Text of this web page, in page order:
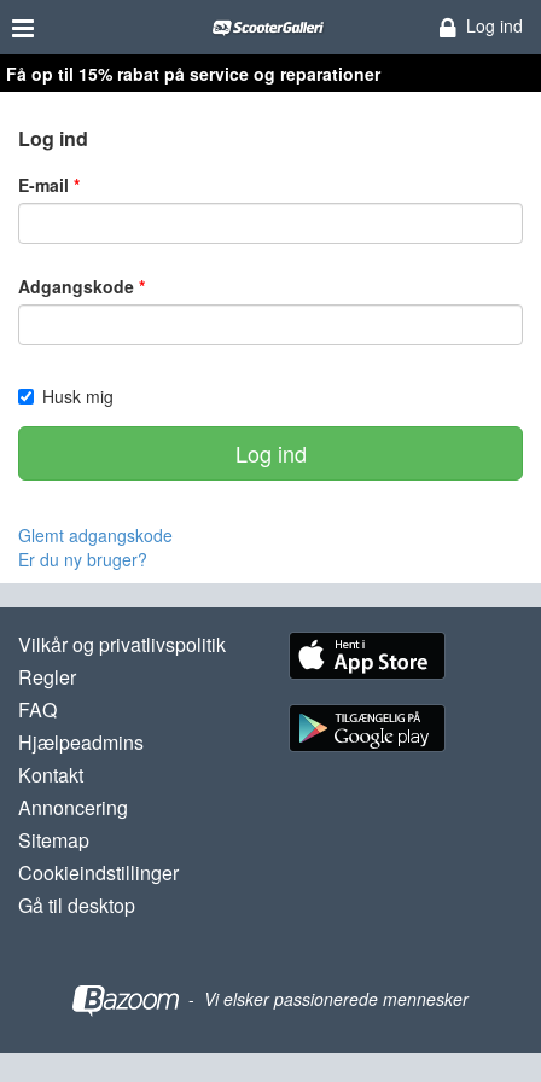
Log ind
Få op til 15% rabat på service og reparationer
Log ind
E-mail
Adgangskode
Husk mig
Log ind
Glemt adgangskode
Er du ny bruger?
Vilkår og privatlivspolitik
Regler
FAQ
Hjælpeadmins
Kontakt
Annoncering
Sitemap
Cookieindstillinger
Gå til desktop
- Vi elsker passionerede mennesker